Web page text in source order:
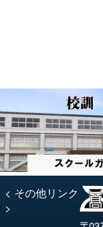
ョ
ン
< その他リンク
>